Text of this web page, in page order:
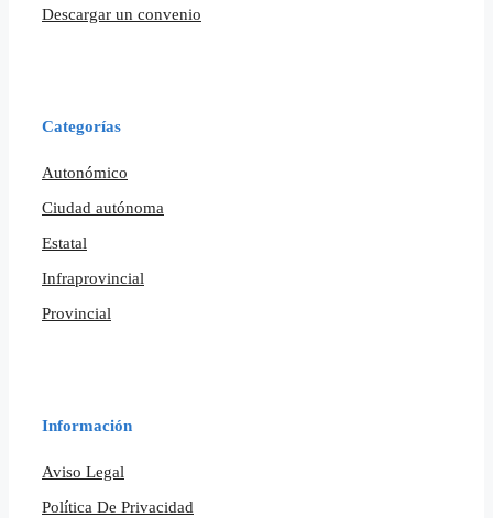
Descargar un convenio
Categorías
Autonómico
Ciudad autónoma
Estatal
Infraprovincial
Provincial
Información
Aviso Legal
Política De Privacidad